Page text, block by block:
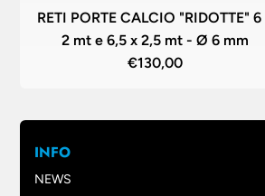
RETI PORTE CALCIO "RIDOTTE" 6
2 mt e 6,5 x 2,5 mt - Ø 6 mm
€130,00
INFO
NEWS